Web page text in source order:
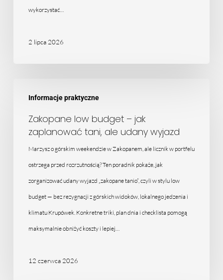
pośpiechu
wykorzystać…
2 lipca 2026
Informacje praktyczne
budget
zaplanować
tani,
udany
wyjazd
Zakopane low budget – jak
zaplanować tani, ale udany wyjazd
Marzysz o górskim weekendzie w Zakopanem, ale licznik w portfelu
ostrzega przed rozrzutnością? Ten poradnik pokaże, jak
zorganizować udany wyjazd „zakopane tanio”, czyli w stylu low
budget — bez rezygnacji z górskich widoków, lokalnego jedzenia i
klimatu Krupówek. Konkretne triki, plan dnia i checklista pomogą
maksymalnie obniżyć koszty i lepiej…
12 czerwca 2026